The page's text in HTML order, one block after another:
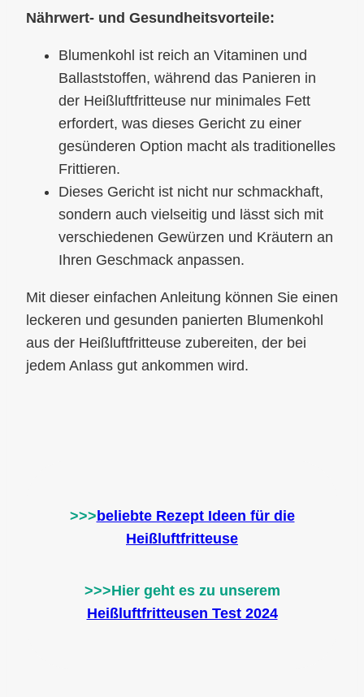
Nährwert- und Gesundheitsvorteile:
Blumenkohl ist reich an Vitaminen und
Ballaststoffen, während das Panieren in
der Heißluftfritteuse nur minimales Fett
erfordert, was dieses Gericht zu einer
gesünderen Option macht als traditionelles
Frittieren.
Dieses Gericht ist nicht nur schmackhaft,
sondern auch vielseitig und lässt sich mit
verschiedenen Gewürzen und Kräutern an
Ihren Geschmack anpassen.
Mit dieser einfachen Anleitung können Sie einen
leckeren und gesunden panierten Blumenkohl
aus der Heißluftfritteuse zubereiten, der bei
jedem Anlass gut ankommen wird.
>>>beliebte Rezept Ideen für die
Heißluftfritteuse
>>>Hier geht es zu unserem
Heißluftfritteusen Test 2024